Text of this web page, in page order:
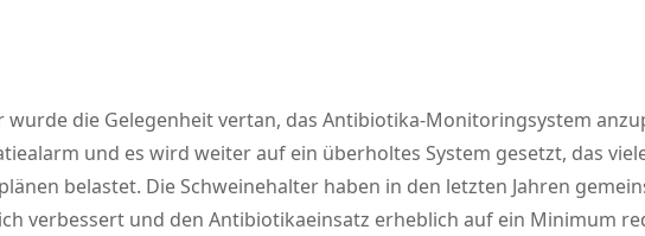
die Gelegenheit vertan, das Antibiotika-Monitoringsystem
und es wird weiter auf ein überholtes System gesetzt, das
belastet. Die Schweinehalter haben in den letzten Jahren
verbessert und den Antibiotikaeinsatz erheblich auf ein Minimum